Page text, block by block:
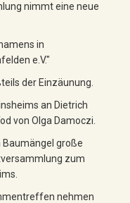
nimmt eine neue
in
e.V."
der Einzäunung.
an Dietrich
von Olga Damoczi.
große
zum
nehmen